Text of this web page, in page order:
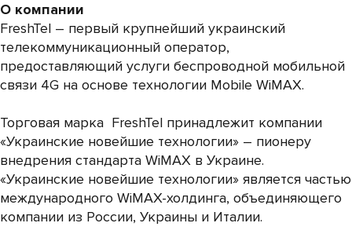
О компании
FreshTel – первый крупнейший украинский
телекоммуникационный оператор,
предоставляющий услуги беспроводной мобильной
связи 4G на основе технологии Mobile WiMAX.
Торговая марка FreshTel принадлежит компании
«Украинские новейшие технологии» – пионеру
внедрения стандарта WiMAX в Украине.
«Украинские новейшие технологии» является частью
международного WiMAX-холдинга, объединяющего
компании из России, Украины и Италии.